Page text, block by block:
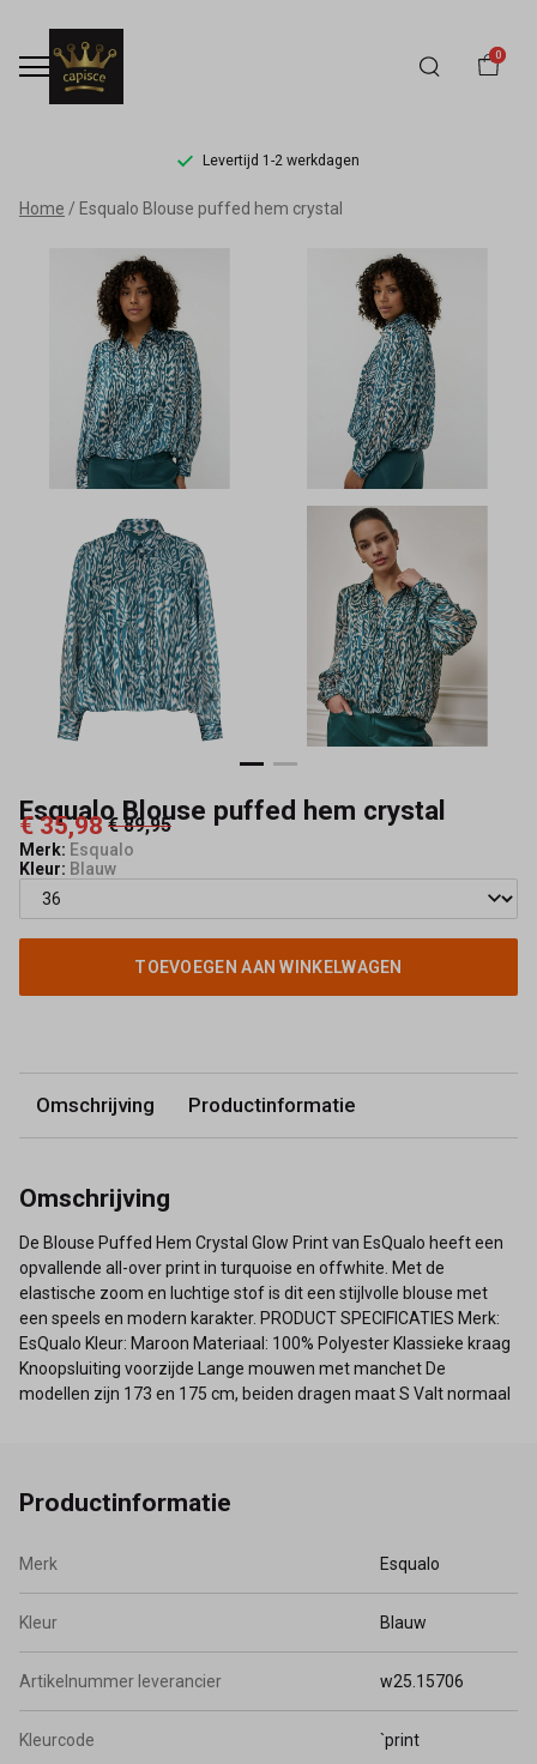
0
Levertijd 1-2 werkdagen
Esqualo
Blouse
puffed
hem
crystal
Capisce
Mode
Home Esqualo Blouse puffed hem crystal
Esqualo Blouse puffed hem crystal
€ 35,98 € 89,95
Merk: Esqualo
Kleur: Blauw
TOEVOEGEN AAN WINKELWAGEN
Omschrijving Productinformatie
Omschrijving
De Blouse Puffed Hem Crystal Glow Print van EsQualo heeft een
opvallende all-over print in turquoise en offwhite. Met de
elastische zoom en luchtige stof is dit een stijlvolle blouse met
een speels en modern karakter. PRODUCT SPECIFICATIES Merk:
EsQualo Kleur: Maroon Materiaal: 100% Polyester Klassieke kraag
Knoopsluiting voorzijde Lange mouwen met manchet De
modellen zijn 173 en 175 cm, beiden dragen maat S Valt normaal
Productinformatie
Merk Esqualo
Kleur Blauw
Artikelnummer leverancier w25.15706
Kleurcode `print